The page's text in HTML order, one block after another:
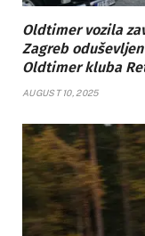
Oldtimer vozila
Zagreb
Oldtimer kluba
AUGUST 10, 2025